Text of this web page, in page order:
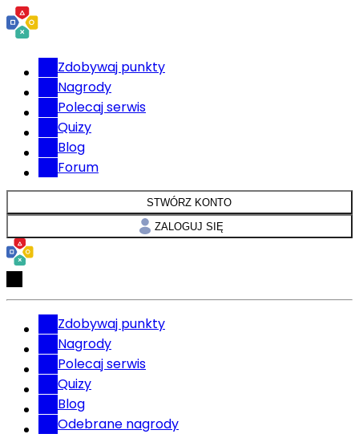
Zdobywaj punkty
Nagrody
Polecaj serwis
Quizy
Blog
Forum
STWÓRZ KONTO
ZALOGUJ SIĘ
Zdobywaj punkty
Nagrody
Polecaj serwis
Quizy
Blog
Odebrane nagrody